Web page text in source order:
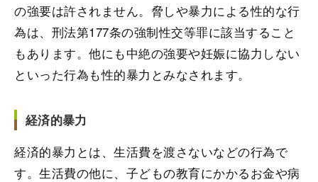
の強要は許されません。脅しや暴力による性的な行
為は、刑法第177条の強制性交等罪に該当すること
もあります。他にも中絶の強要や妊娠に協力しない
といった行為も性的暴力とみなされます。
経済的暴力
経済的暴力とは、生活費を渡さないなどの行為で
す。生活費の他に、子どもの教育にかかるお金や病